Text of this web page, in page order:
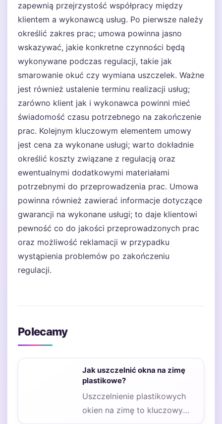
zapewnią przejrzystość współpracy między
klientem a wykonawcą usług. Po pierwsze należy
określić zakres prac; umowa powinna jasno
wskazywać, jakie konkretne czynności będą
wykonywane podczas regulacji, takie jak
smarowanie okuć czy wymiana uszczelek. Ważne
jest również ustalenie terminu realizacji usług;
zarówno klient jak i wykonawca powinni mieć
świadomość czasu potrzebnego na zakończenie
prac. Kolejnym kluczowym elementem umowy
jest cena za wykonane usługi; warto dokładnie
określić koszty związane z regulacją oraz
ewentualnymi dodatkowymi materiałami
potrzebnymi do przeprowadzenia prac. Umowa
powinna również zawierać informacje dotyczące
gwarancji na wykonane usługi; to daje klientowi
pewność co do jakości przeprowadzonych prac
oraz możliwość reklamacji w przypadku
wystąpienia problemów po zakończeniu
regulacji.
Polecamy
Jak uszczelnić okna na zimę
plastikowe?
Uszczelnienie plastikowych
okien na zimę to kluczowy